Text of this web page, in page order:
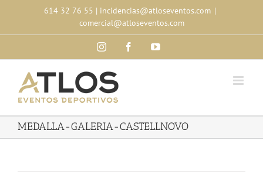
content
614 32 76 55 | incidencias@atloseventos.com |
comercial@atloseventos.com
InstagramFacebookYouTube
MEDALLA-GALERIA-CASTELLNOVO